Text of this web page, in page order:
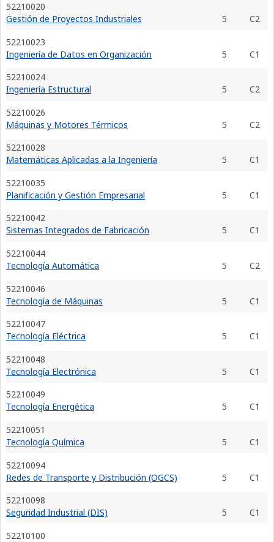
52210020
Gestión de Proyectos Industriales
5
C2
52210023
Ingeniería de Datos en Organización
5
C1
52210024
Ingeniería Estructural
5
C2
52210026
Máquinas y Motores Térmicos
5
C2
52210028
Matemáticas Aplicadas a la Ingeniería
5
C1
52210035
Planificación y Gestión Empresarial
5
C1
52210042
Sistemas Integrados de Fabricación
5
C1
52210044
Tecnología Automática
5
C2
52210046
Tecnología de Máquinas
5
C1
52210047
Tecnología Eléctrica
5
C1
52210048
Tecnología Electrónica
5
C1
52210049
Tecnología Energética
5
C1
52210051
Tecnología Química
5
C1
52210094
Redes de Transporte y Distribución (OGCS)
5
C1
52210098
Seguridad Industrial (DIS)
5
C1
52210100